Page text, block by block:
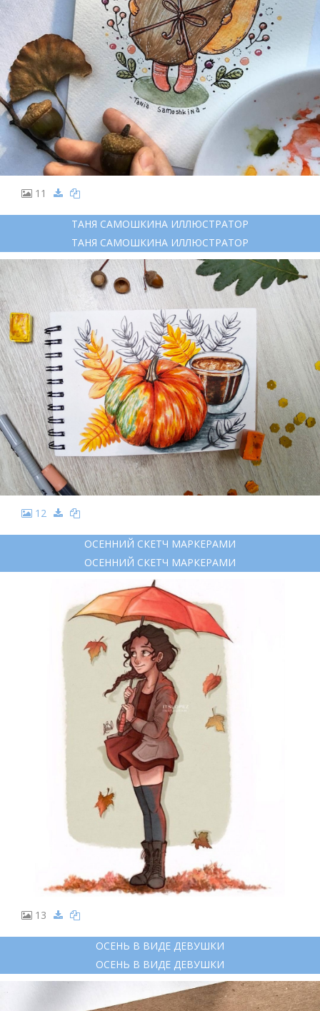
11
ТАНЯ САМОШКИНА ИЛЛЮСТРАТОР
ТАНЯ САМОШКИНА ИЛЛЮСТРАТОР
12
ОСЕННИЙ СКЕТЧ МАРКЕРАМИ
ОСЕННИЙ СКЕТЧ МАРКЕРАМИ
13
ОСЕНЬ В ВИДЕ ДЕВУШКИ
ОСЕНЬ В ВИДЕ ДЕВУШКИ